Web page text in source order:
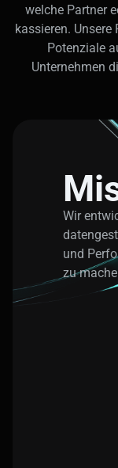
welche Partner
kassieren.
Potenziale
Unternehmen
Wir
und
zu